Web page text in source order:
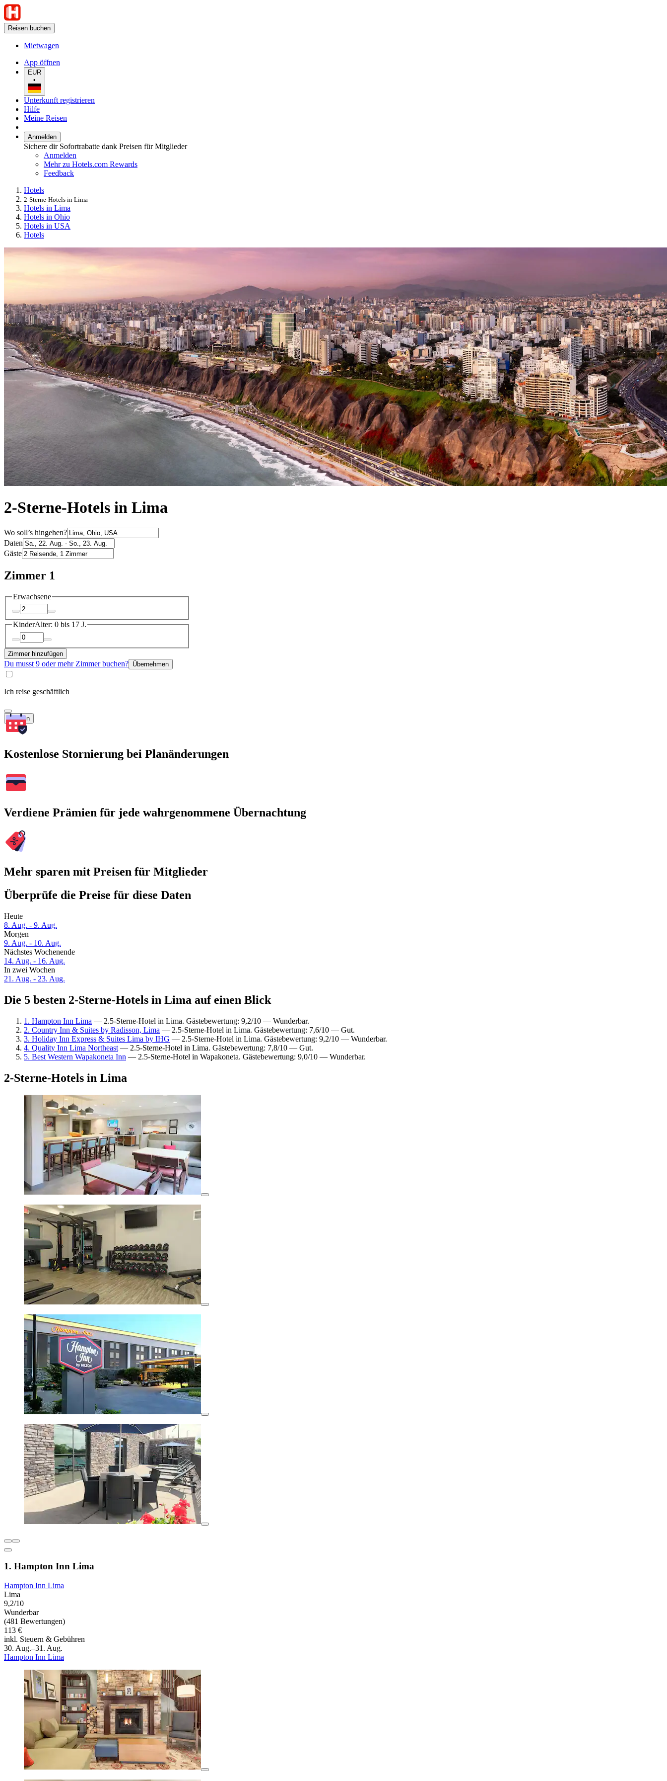
Reisen buchen
Mietwagen
App öffnen
EUR
•
Unterkunft registrieren
Hilfe
Meine Reisen
Anmelden
Sichere dir Sofortrabatte dank Preisen für Mitglieder
Anmelden
Mehr zu Hotels.com Rewards
Feedback
Hotels
2-Sterne-Hotels in Lima
Hotels in Lima
Hotels in Ohio
Hotels in USA
Hotels
2-Sterne-Hotels in Lima
Wo soll’s hingehen?
Daten
Gäste
Zimmer 1
Erwachsene
KinderAlter: 0 bis 17 J.
Zimmer hinzufügen
Du musst 9 oder mehr Zimmer buchen? Übernehmen
Ich reise geschäftlich
Suchen
Kostenlose Stornierung bei Planänderungen
Verdiene Prämien für jede wahrgenommene Übernachtung
Mehr sparen mit Preisen für Mitglieder
Überprüfe die Preise für diese Daten
Heute
8. Aug. - 9. Aug.
Morgen
9. Aug. - 10. Aug.
Nächstes Wochenende
14. Aug. - 16. Aug.
In zwei Wochen
21. Aug. - 23. Aug.
Die 5 besten 2-Sterne-Hotels in Lima auf einen Blick
1. Hampton Inn Lima — 2.5-Sterne-Hotel in Lima. Gästebewertung: 9,2/10 — Wunderbar.
2. Country Inn & Suites by Radisson, Lima — 2.5-Sterne-Hotel in Lima. Gästebewertung: 7,6/10 — Gut.
3. Holiday Inn Express & Suites Lima by IHG — 2.5-Sterne-Hotel in Lima. Gästebewertung: 9,2/10 — Wunderbar.
4. Quality Inn Lima Northeast — 2.5-Sterne-Hotel in Lima. Gästebewertung: 7,8/10 — Gut.
5. Best Western Wapakoneta Inn — 2.5-Sterne-Hotel in Wapakoneta. Gästebewertung: 9,0/10 — Wunderbar.
2-Sterne-Hotels in Lima
1. Hampton Inn Lima
Hampton Inn Lima
Lima
9,2/10
Wunderbar
(481 Bewertungen)
113 €
inkl. Steuern & Gebühren
30. Aug.–31. Aug.
Hampton Inn Lima